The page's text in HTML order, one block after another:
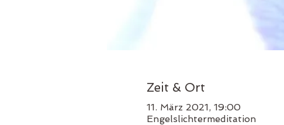
Zeit & Ort
11. März 2021, 19:00
Engelslichtermeditation